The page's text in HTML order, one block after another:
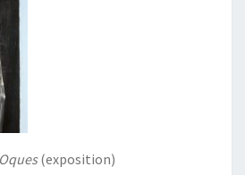
(exposition)